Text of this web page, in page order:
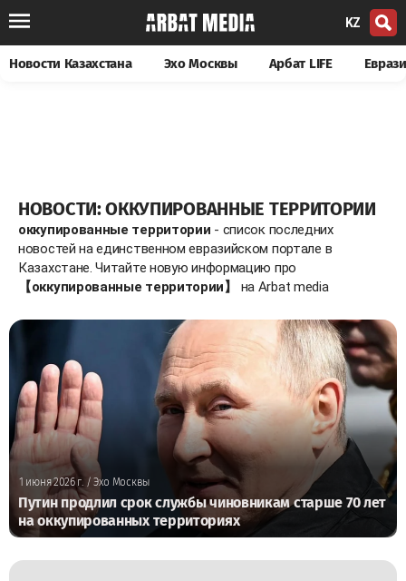
KZ
Новости Казахстана Эхо Москвы Арбат LIFE
НОВОСТИ: ОККУПИРОВАННЫЕ ТЕРРИТОРИИ
оккупированные территории - список последних
новостей на единственном евразийском портале в
Казахстане. Читайте новую информацию про
【оккупированные территории】
на Arbat media
1 июня 2026 г./ Эхо Москвы
Путин продлил срок службы чиновникам старше 70 лет
на оккупированных территориях